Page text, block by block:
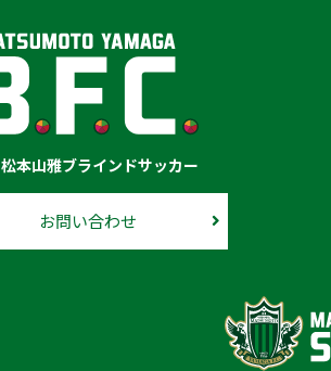
松本山雅ブラインドサッカー
お問い合わせ